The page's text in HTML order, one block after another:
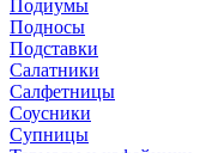
Подиумы
Подносы
Подставки
Салатники
Салфетницы
Соусники
Супницы